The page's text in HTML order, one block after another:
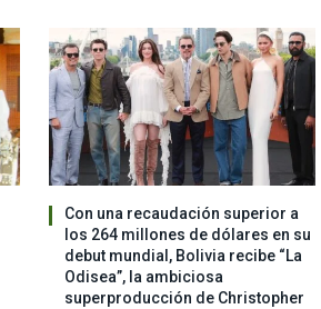
Con una recaudación superior a
los 264 millones de dólares en su
debut mundial, Bolivia recibe “La
Odisea”, la ambiciosa
superproducción de Christopher